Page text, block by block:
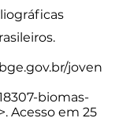
joven
biomas-
Acesso em 25